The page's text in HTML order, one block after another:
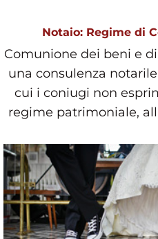
Notaio: Regime di
Comunione dei beni e
una consulenza
cui i coniugi non
regime patrimoniale,